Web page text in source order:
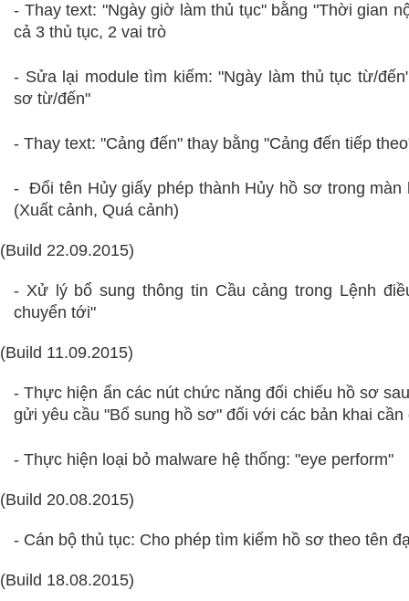
- Thay text: "Ngày giờ làm thủ tục" bằng "Thời gian
cả 3 thủ tục, 2 vai trò
- Sửa lại module tìm kiếm: "Ngày làm thủ tục từ/
sơ từ/đến"
- Thay text: "Cảng đến" thay bằng "Cảng đến tiếp
- Đổi tên Hủy giấy phép thành Hủy hồ sơ trong màn
(Xuất cảnh, Quá cảnh)
(Build 22.09.2015)
- Xử lý bổ sung thông tin Cầu cảng trong Lệnh
chuyển tới"
(Build 11.09.2015)
- Thực hiện ẩn các nút chức năng đối chiếu hồ sơ
gửi yêu cầu "Bổ sung hồ sơ" đối với các bản khai cần
- Thực hiện loại bỏ malware hệ thống: "eye perform"
(Build 20.08.2015)
- Cán bộ thủ tục: Cho phép tìm kiếm hồ sơ theo tên
(Build 18.08.2015)